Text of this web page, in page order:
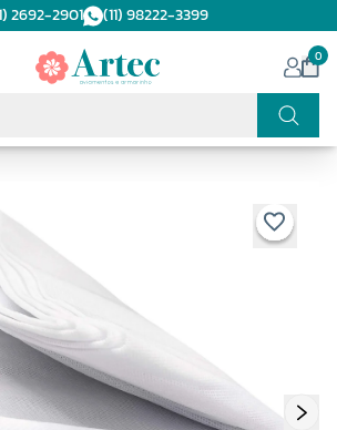
2692-2901 (11) 98222-3399
0